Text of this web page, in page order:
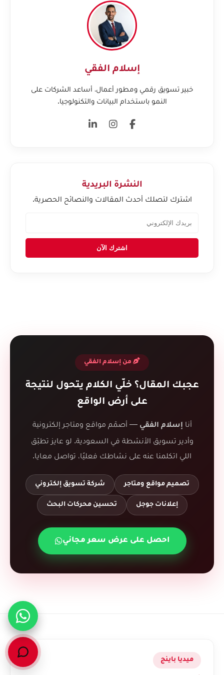
إسلام الفقي
خبير تسويق رقمي ومطور أعمال، أساعد الشركات على
النمو باستخدام البيانات والتكنولوجيا.
النشرة البريدية
اشترك لتصلك أحدث المقالات والنصائح الحصرية.
اشترك الآن
من إسلام الفقي
عجبك المقال؟ خلّي الكلام يتحول لنتيجة
على أرض الواقع
أنا إسلام الفقي — أصمّم مواقع ومتاجر إلكترونية
وأدير تسويق الأنشطة في السعودية. لو عايز تطبّق
اللي اتكلمنا عنه على نشاطك فعليًا، تواصل معايا.
تصميم مواقع ومتاجر شركة تسويق إلكتروني
إعلانات جوجل تحسين محركات البحث
احصل على عرض سعر مجاني
ميديا باينج